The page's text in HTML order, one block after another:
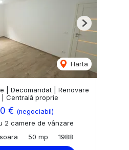
Harta
Next
| Decomandat | Renovare
Centrală proprie
€ (negociabil)
2 camere de vânzare
50 mp 1988